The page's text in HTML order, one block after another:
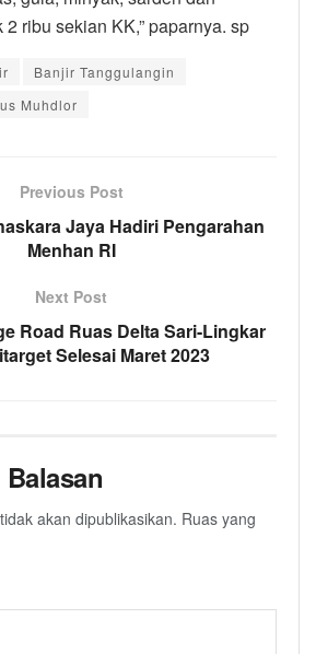
ribu sekian KK,” paparnya. sp
Banjir Tanggulangin
Muhdlor
Previous Post
Jaya Hadiri Pengarahan
Menhan RI
Next Post
Road Ruas Delta Sari-Lingkar
Selesai Maret 2023
akan dipublikasikan. Ruas yang